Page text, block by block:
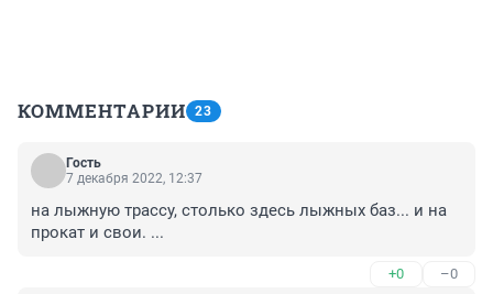
КОММЕНТАРИИ 23
Гость
7 декабря 2022, 12:37
на лыжную трассу, столько здесь лыжных баз... и на
прокат и свои. ...
+0 –0